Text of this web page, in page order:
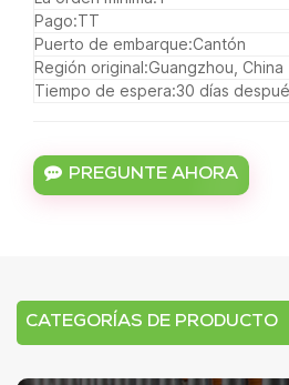
Pago:TT
Puerto de embarque:Cantón
Región original:Guangzhou, China
Tiempo de espera:30 días
PREGUNTE AHORA
CATEGORÍAS DE PRODUCTO